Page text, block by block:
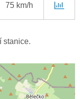
75 km/h
stanice.